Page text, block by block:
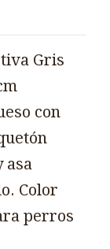
Gris
con
asa
Color
perros